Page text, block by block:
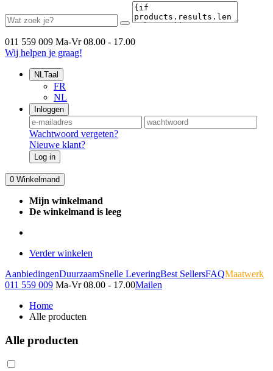
011 559 009 Ma-Vr 08.00 - 17.00
Wij helpen je graag!
NLTaal
FR
NL
Inloggen
Wachtwoord vergeten?
Nieuwe klant?
Log in
0 Winkelmand
Mijn winkelmand
De winkelmand is leeg
Verder winkelen
AanbiedingenDuurzaamSnelle LeveringBest SellersFAQMaatwerk
011 559 009 Ma-Vr 08.00 - 17.00Mailen
Home
Alle producten
Alle producten